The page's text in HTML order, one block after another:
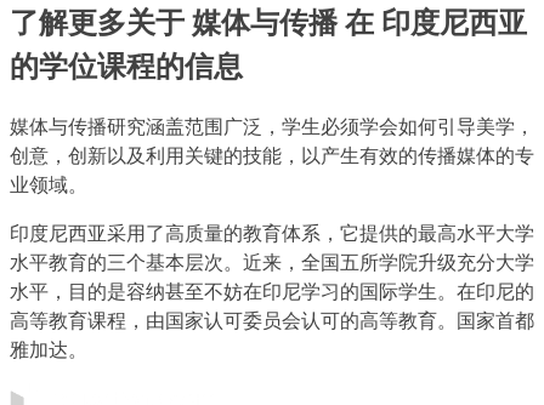
了解更多关于 媒体与传播 在 印度尼西亚
的学位课程的信息
媒体与传播研究涵盖范围广泛，学生必须学会如何引导美学，
创意，创新以及利用关键的技能，以产生有效的传播媒体的专
业领域。
印度尼西亚采用了高质量的教育体系，它提供的最高水平大学
水平教育的三个基本层次。近来，全国五所学院升级充分大学
水平，目的是容纳甚至不妨在印尼学习的国际学生。在印尼的
高等教育课程，由国家认可委员会认可的高等教育。国家首都
雅加达。